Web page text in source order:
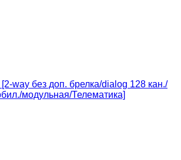
way без доп. брелка/dialog 128 кан./
модульная/Телематика]